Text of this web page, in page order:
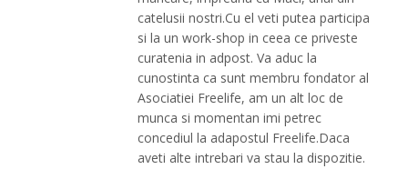
catelusii nostri.Cu el veti putea participa
si la un work-shop in ceea ce priveste
curatenia in adpost. Va aduc la
cunostinta ca sunt membru fondator al
Asociatiei Freelife, am un alt loc de
munca si momentan imi petrec
concediul la adapostul Freelife.Daca
aveti alte intrebari va stau la dispozitie.